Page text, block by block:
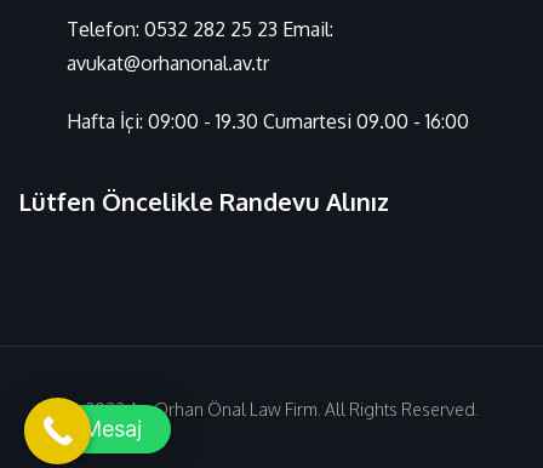
Telefon: 0532 282 25 23 Email:
avukat@orhanonal.av.tr
Hafta İçi: 09:00 - 19.30 Cumartesi 09.00 - 16:00
Lütfen Öncelikle Randevu Alınız
© 2022 Av. Orhan Önal Law Firm. All Rights Reserved.
Mesaj